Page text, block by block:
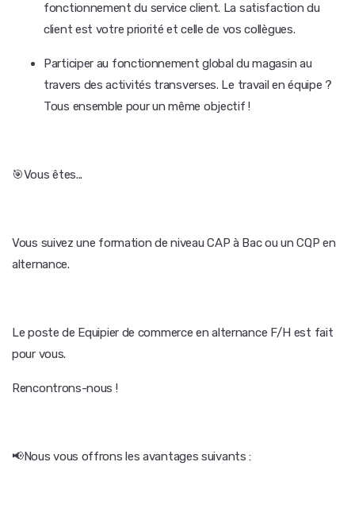
fonctionnement du service client. La satisfaction du
client est votre priorité et celle de vos collègues.
Participer au fonctionnement global du magasin au
travers des activités transverses. Le travail en équipe ?
Tous ensemble pour un même objectif !
🎯Vous êtes...
Vous suivez une formation de niveau CAP à Bac ou un CQP en
alternance.
Le poste de Equipier de commerce en alternance F/H est fait
pour vous.
Rencontrons-nous !
📢Nous vous offrons les avantages suivants :